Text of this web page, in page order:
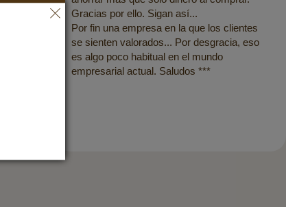
Gracias por ello. Sigan así...
Por fin una empresa en la que los clientes
se sienten valorados... Por desgracia, eso
es algo poco habitual en el mundo
empresarial actual. Saludos ***